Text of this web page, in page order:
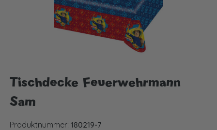
Tischdecke Feuerwehrmann
Sam
Produktnummer: 180219-7